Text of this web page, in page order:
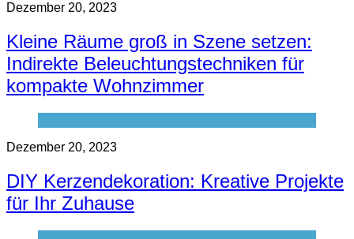
Dezember 20, 2023
Kleine Räume groß in Szene setzen:
Indirekte Beleuchtungstechniken für
kompakte Wohnzimmer
Dezember 20, 2023
DIY Kerzendekoration: Kreative Projekte
für Ihr Zuhause